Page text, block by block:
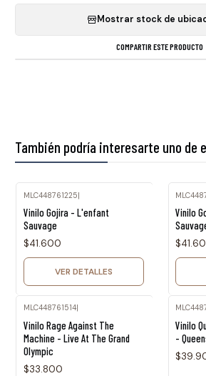
Mostrar stock de
COMPARTIR ESTE PRODUCTO
También podría interesarte uno de
MLC448761225|
Vinilo Gojira - L'enfant
Sauvage
$41.600
VER DETALLES
Vinilo
MLC448761514|
Vinilo Rage Against The
Machine - Live At The Grand
Olympic
$33.800
Vinilo
-